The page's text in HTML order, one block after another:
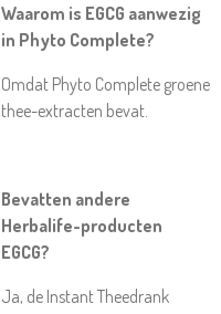
Waarom is EGCG aanwezig
in Phyto Complete?
Omdat Phyto Complete groene
thee-extracten bevat.
Bevatten andere
Herbalife-producten
EGCG?
Ja, de Instant Theedrank